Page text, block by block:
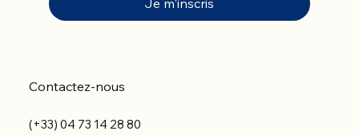
Je m'inscris
Contactez-nous
(+33) 04 73 14 28 80